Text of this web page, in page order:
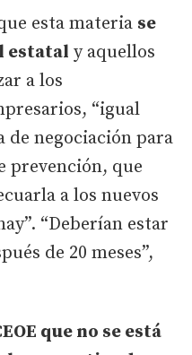
esta materia se
estatal y aquellos
a los
“igual
de negociación para
prevención, que
a los nuevos
“Deberían estar
de 20 meses”,
que no se está